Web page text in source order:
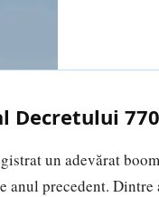
Decretului
un adevărat
precedent. Dintre